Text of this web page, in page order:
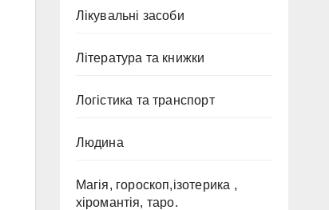
Лікувальні засоби
Література та книжки
Логістика та транспорт
Людина
Магія, гороскоп,ізотерика ,
хіромантія, таро.